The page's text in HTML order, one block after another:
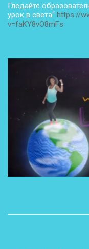
Гледайте
урок в света“ https://
v=faKY8vO8mFs